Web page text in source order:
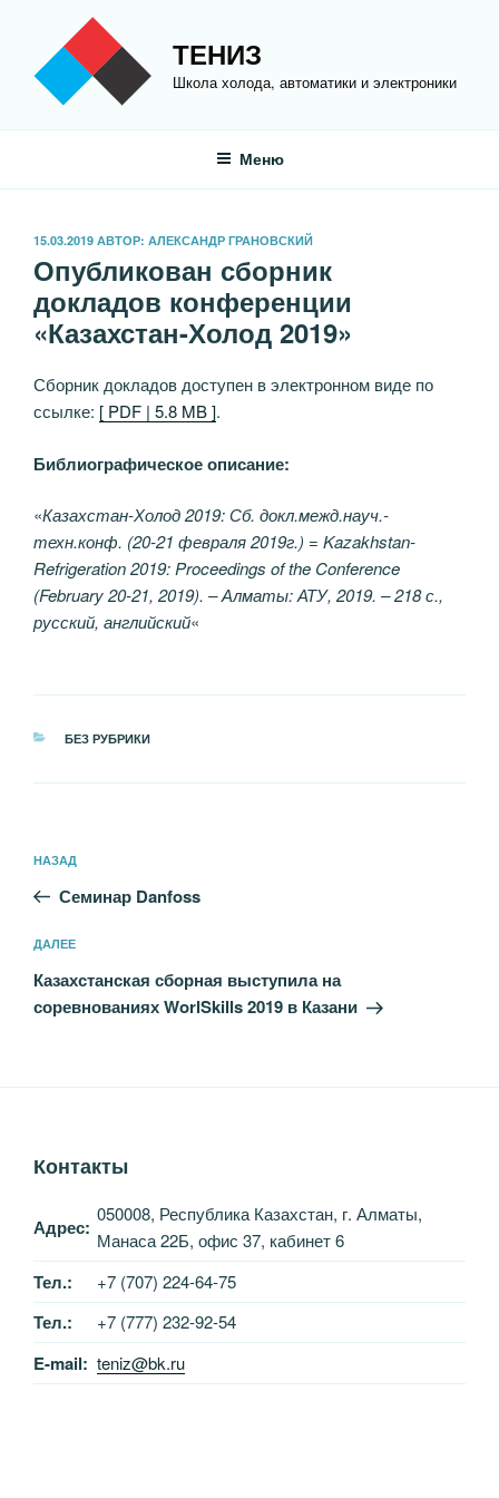
содержимому
ТЕНИЗ
Школа холода, автоматики и электроники
Меню
ОПУБЛИКОВАНО
15.03.2019 АВТОР: АЛЕКСАНДР ГРАНОВСКИЙ
Опубликован сборник
докладов конференции
«Казахстан-Холод 2019»
Сборник докладов доступен в электронном виде по
ссылке: [ PDF | 5.8 MB ].
Библиографическое описание:
«Казахстан-Холод 2019: Сб. докл.межд.науч.-
техн.конф. (20-21 февраля 2019г.) = Kazakhstan-
Refrigeration 2019: Proceedings of the Conference
(February 20-21, 2019). – Алматы: АТУ, 2019. – 218 с.,
русский, английский«
РУБРИКИ
БЕЗ РУБРИКИ
по
записям
Предыдущая
запись:
НАЗАД
Семинар Danfoss
Следующая
запись
ДАЛЕЕ
Казахстанская сборная выступила на
соревнованиях WorlSkills 2019 в Казани
Контакты
Адрес:
050008, Республика Казахстан, г. Алматы,
Манаса 22Б, офис 37, кабинет 6
Тел.: +7 (707) 224-64-75
Тел.: +7 (777) 232-92-54
E-mail: teniz@bk.ru